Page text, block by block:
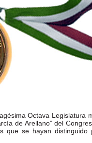
Octava Legislatura
de Arellano” del
que se hayan